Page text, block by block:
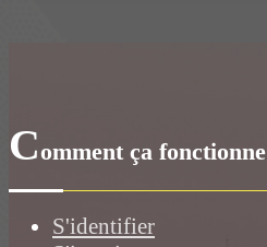
Comment ça fonctionne
S'identifier